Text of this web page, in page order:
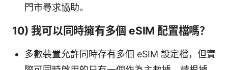
門市尋求協助。
10) 我可以同時擁有多個 eSIM 配置檔嗎？
多數裝置允許同時存有多個 eSIM 設定檔，但實